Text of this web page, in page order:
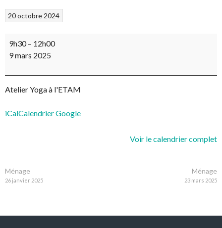
20 octobre 2024
9h30 – 12h00
9 mars 2025
Atelier Yoga à l'ETAM
iCalCalendrier Google
Voir le calendrier complet
NAVIGATION
Ménage
26 janvier 2025
Ménage
23 mars 2025